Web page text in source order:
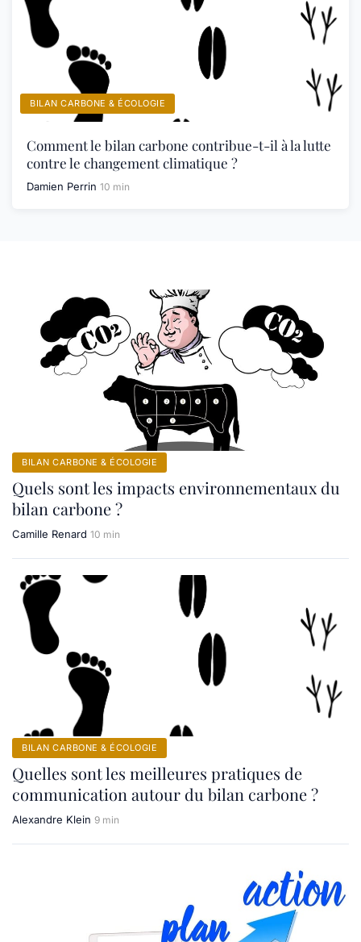
BILAN CARBONE & ÉCOLOGIE
Comment le bilan carbone contribue-t-il à la lutte
contre le changement climatique ?
Damien Perrin 10 min
BILAN CARBONE & ÉCOLOGIE
Quels sont les impacts environnementaux du
bilan carbone ?
Camille Renard 10 min
BILAN CARBONE & ÉCOLOGIE
Quelles sont les meilleures pratiques de
communication autour du bilan carbone ?
Alexandre Klein 9 min